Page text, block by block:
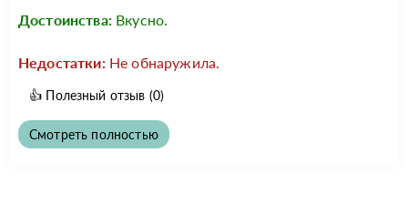
Достоинства: Вкусно.
Недостатки: Не обнаружила.
👍 Полезный отзыв (0)
Смотреть полностью